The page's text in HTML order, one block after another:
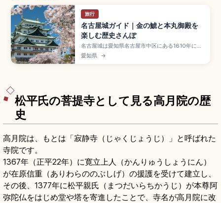
旅行
名古屋城ガイド｜金の鯱と本丸御殿を
楽しむ歴史さんぽ
名古屋城は愛知県名古屋市中区にある1610年に徳
川家康の命で築城された名城で、尾張徳川家の居
城として繁栄したスポット。屋根の金の鯱(雄
愛知県 →
松平氏の菩提寺として見る高月院の歴
史
高月院は、もとは「寂静寺（じゃくじょうじ）」と呼ばれた
寺院です。
1367年（正平22年）に寛立上人（かんりゅうしょうにん）
が在原信重（ありわらののぶしげ）の援護を受けて建立し、
その後、1377年に松平親氏（まつだいらちかうじ）が本尊阿
弥陀仏をはじめ堂や塔を寄進したことで、寺名が高月院に改